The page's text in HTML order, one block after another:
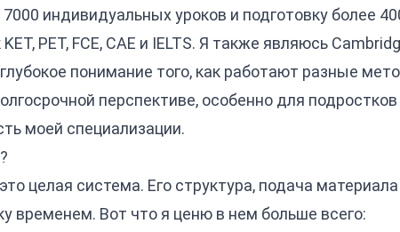
индивидуальных уроков и подготовку более
PET, FCE, CAE и IELTS. Я также являюсь
понимание того, как работают разные
перспективе, особенно для
моей специализации.
целая система. Его структура, подача материала
временем. Вот что я ценю в нем больше всего: